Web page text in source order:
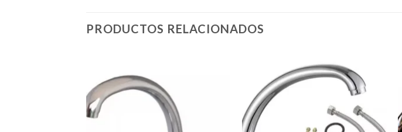
PRODUCTOS RELACIONADOS
a la
lista de
deseos